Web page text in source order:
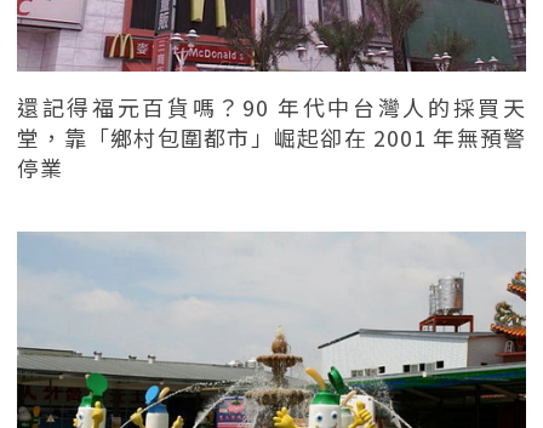
還記得福元百貨嗎？90 年代中台灣人的採買天
堂，靠「鄉村包圍都市」崛起卻在 2001 年無預警
停業